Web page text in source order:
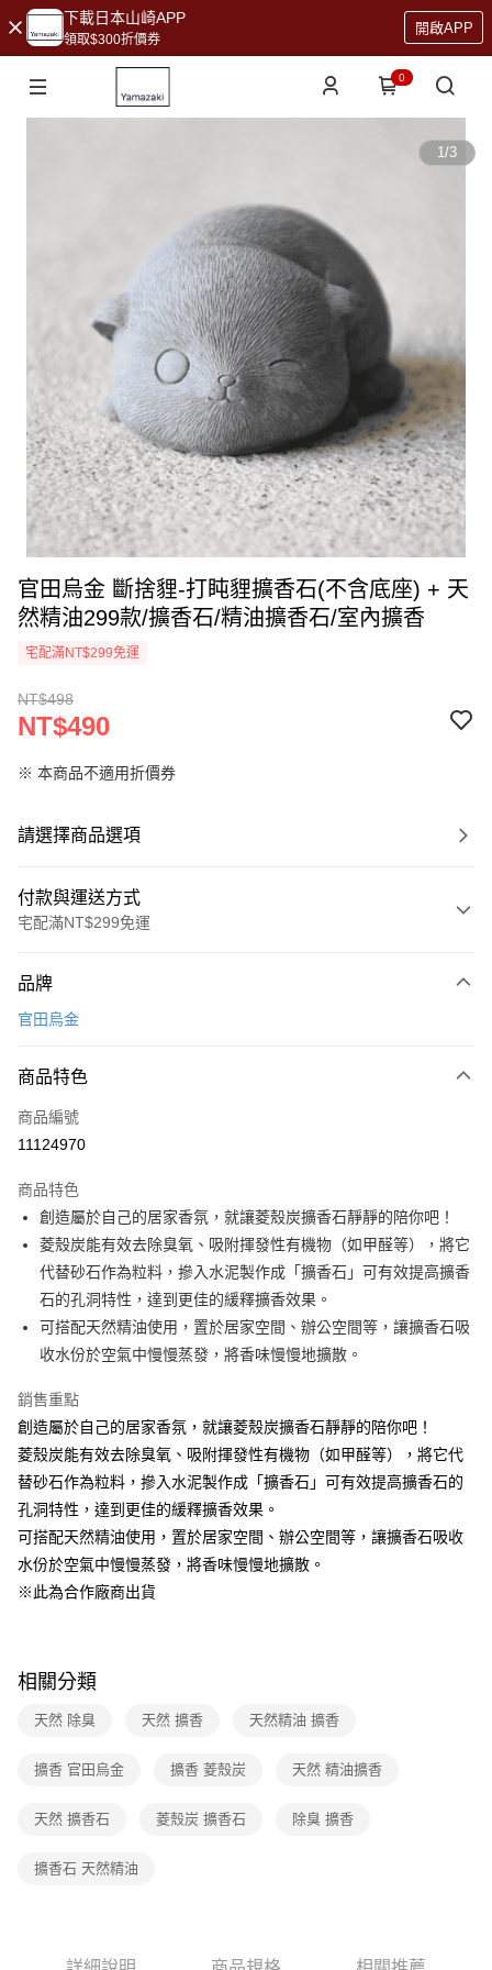
下載日本山崎APP
領取$300折價券
開啟APP
0
1/3
官田烏金 斷捨貍-打盹貍擴香石(不含底座) + 天
然精油299款/擴香石/精油擴香石/室內擴香
宅配滿NT$299免運
NT$498
NT$490
※ 本商品不適用折價券
請選擇商品選項
付款與運送方式
宅配滿NT$299免運
信用卡一次付款
Apple Pay
悠遊付
全盈+PAY
大哥付你分期
相關說明
【大哥付你分期使用說明】
1.本服務由台灣大哥大提供，台灣大哥大用戶可立即使用無須另外申請。
2.付款方式選擇「大哥付你分期」，訂單成立後會自動跳轉到大哥付的交易
流程，驗證手機門號後，選擇欲分期的期數、繳款截止日，確認付款後即完
3.實際核准額度、可分期數及費用金額請依後續交易確認頁面所載為準。
4.訂單成立30分鐘內，如未前往確認交易或遇審核未通過，訂單將自動取
消。如遇「轉專審核」未通過狀況，表示未達大哥付你分期系統評分，恕無
法說明評估內容。
1.分期款項不併入電信帳單，「大哥付你分期」於每月結算日後寄送繳費提
醒簡訊。
2.透過簡訊連結打開帳單後，可選擇「超商條碼／台灣大直營門市／銀行轉
帳／街口支付／iPASS MONEY」等通路繳費。
【注意事項】
2.基於同意付款使用「大哥付你分期」之契約關係目的，商店將以您的個人
資料（包含姓名、電話或地址）提供予台灣大哥大進項蒐集、處理及利用，
3.完整用戶服務條款，請詳閱以下連結：https://oppay.tw/userRule
ATM付款
運送方式
宅配【父親節大回饋】限時$299免運
每筆NT$150，滿NT$299(含以上)免運費
品牌
官田烏金
商品特色
商品編號
11124970
商品特色
創造屬於自己的居家香氛，就讓菱殼炭擴香石靜靜的陪你吧！
菱殼炭能有效去除臭氧、吸附揮發性有機物（如甲醛等），將它
代替砂石作為粒料，摻入水泥製作成「擴香石」可有效提高擴香
石的孔洞特性，達到更佳的緩釋擴香效果。
可搭配天然精油使用，置於居家空間、辦公空間等，讓擴香石吸
收水份於空氣中慢慢蒸發，將香味慢慢地擴散。
銷售重點
創造屬於自己的居家香氛，就讓菱殼炭擴香石靜靜的陪你吧！
菱殼炭能有效去除臭氧、吸附揮發性有機物（如甲醛等），將它代
替砂石作為粒料，摻入水泥製作成「擴香石」可有效提高擴香石的
孔洞特性，達到更佳的緩釋擴香效果。
可搭配天然精油使用，置於居家空間、辦公空間等，讓擴香石吸收
水份於空氣中慢慢蒸發，將香味慢慢地擴散。
※此為合作廠商出貨
相關分類
天然 除臭 天然 擴香 天然精油 擴香
擴香 官田烏金 擴香 菱殼炭 天然 精油擴香
天然 擴香石 菱殼炭 擴香石 除臭 擴香
擴香石 天然精油